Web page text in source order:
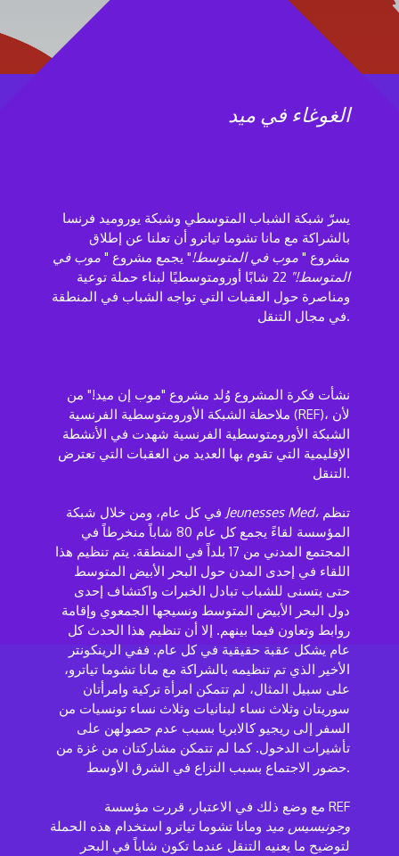
الغوغاء في ميد
يسرّ شبكة الشباب المتوسطي وشبكة يوروميد فرنسا
بالشراكة مع مانا تشوما تياترو أن تعلنا عن إطلاق
مشروع " موب في المتوسط!" يجمع مشروع " موب في
المتوسط!"
22 شابًا أورومتوسطيًا لبناء حملة توعية
ومناصرة حول العقبات التي تواجه الشباب في المنطقة
في مجال التنقل.
نشأت فكرة المشروع وُلد مشروع "موب إن ميد!" من
ملاحظة الشبكة الأورومتوسطية الفرنسية (REF)، لأن
الشبكة الأورومتوسطية الفرنسية شهدت في الأنشطة
الإقليمية التي تقوم بها العديد من العقبات التي تعترض
التنقل.
Jeunesses Med،
المؤسسة لقاءً يجمع كل عام 80 شاباً منخرطاً في
المجتمع المدني من 17 بلداً في المنطقة. يتم تنظيم هذا
اللقاء في إحدى المدن حول البحر الأبيض المتوسط
حتى يتسنى للشباب تبادل الخبرات واكتشاف إحدى
دول البحر الأبيض المتوسط ونسيجها الجمعوي وإقامة
روابط وتعاون فيما بينهم. إلا أن تنظيم هذا الحدث كل
عام يشكل عقبة حقيقية في كل عام. ففي الرينكونتر
الأخير الذي تم تنظيمه بالشراكة مع مانا تشوما تياترو،
على سبيل المثال، لم تتمكن امرأة تركية وامرأتان
سوريتان وثلاث نساء لبنانيات وثلاث نساء تونسيات من
السفر إلى ريجيو كالابريا بسبب عدم حصولهن على
تأشيرات الدخول. كما لم تتمكن مشاركتان من غزة من
حضور الاجتماع بسبب النزاع في الشرق الأوسط.
مع وضع ذلك في الاعتبار، قررت مؤسسة REF
وجونيسيس ميد ومانا تشوما تياترو استخدام هذه الحملة
لتوضيح ما يعنيه التنقل عندما تكون شاباً في البحر